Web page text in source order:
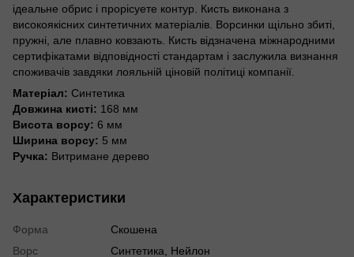
ідеальне обрис і прорісуете контур. Кисть виконана з
високоякісних синтетичних матеріалів. Ворсинки щільно збиті,
пружні, але плавно ковзають. Кисть відзначена міжнародними
сертифікатами відповідності стандартам і заслужила визнання
споживачів завдяки лояльній ціновій політиці компанії.
Матеріал: Синтетика
Довжина кисті: 168 мм
Висота ворсу: 6 мм
Ширина ворсу: 5 мм
Ручка: Витримане дерево
Характеристики
Форма
Скошена
Ворс
Синтетика, Нейлон